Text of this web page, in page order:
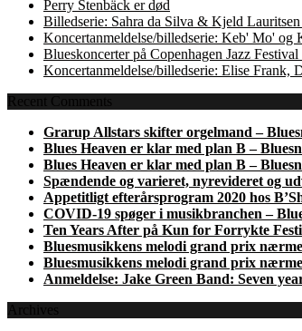
Perry Stenbäck er død
Billedserie: Sahra da Silva & Kjeld
Koncertanmeldelse/billedserie: Keb' Mo' og
Blueskoncerter på Copenhagen Jazz
Koncertanmeldelse/billedserie: Elise Frank,
Recent Comments
Grarup Allstars skifter orgelmand –
Blues Heaven er klar med plan B –
Blues Heaven er klar med plan B –
Spændende og varieret, nyrevideret og
Appetitligt efterårsprogram 2020 hos
COVID-19 spøger i musikbranchen –
Ten Years After på Kun for Forrykte
Bluesmusikkens melodi grand prix
Bluesmusikkens melodi grand prix
Anmeldelse: Jake Green Band: Seven
Archives